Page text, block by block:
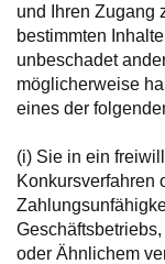
und Ihren Zugang
bestimmten
unbeschadet
möglicherweise
eines der
(i) Sie in ein
Konkursverfahren
oder Ähnlichem